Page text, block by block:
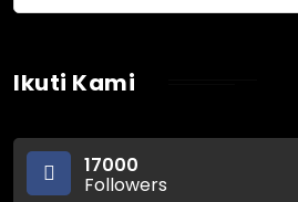
Ikuti Kami
17000
Followers